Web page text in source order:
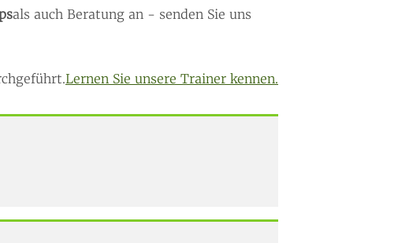
als auch Beratung an - senden Sie uns
Lernen Sie unsere Trainer kennen.